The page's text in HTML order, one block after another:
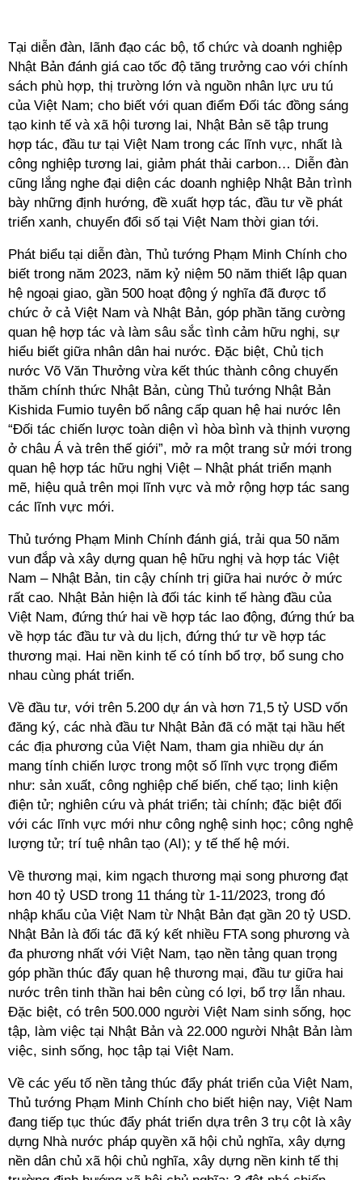
Tại diễn đàn, lãnh đạo các bộ, tổ chức và doanh nghiệp
Nhật Bản đánh giá cao tốc độ tăng trưởng cao với chính
sách phù hợp, thị trường lớn và nguồn nhân lực ưu tú
của Việt Nam; cho biết với quan điểm Đối tác đồng sáng
tạo kinh tế và xã hội tương lai, Nhật Bản sẽ tập trung
hợp tác, đầu tư tại Việt Nam trong các lĩnh vực, nhất là
công nghiệp tương lai, giảm phát thải carbon… Diễn đàn
cũng lắng nghe đại diện các doanh nghiệp Nhật Bản trình
bày những định hướng, đề xuất hợp tác, đầu tư về phát
triển xanh, chuyển đổi số tại Việt Nam thời gian tới.
Phát biểu tại diễn đàn, Thủ tướng Phạm Minh Chính cho
biết trong năm 2023, năm kỷ niệm 50 năm thiết lập quan
hệ ngoại giao, gần 500 hoạt động ý nghĩa đã được tổ
chức ở cả Việt Nam và Nhật Bản, góp phần tăng cường
quan hệ hợp tác và làm sâu sắc tình cảm hữu nghị, sự
hiểu biết giữa nhân dân hai nước. Đặc biệt, Chủ tịch
nước Võ Văn Thưởng vừa kết thúc thành công chuyến
thăm chính thức Nhật Bản, cùng Thủ tướng Nhật Bản
Kishida Fumio tuyên bố nâng cấp quan hệ hai nước lên
“Đối tác chiến lược toàn diện vì hòa bình và thịnh vượng
ở châu Á và trên thế giới”, mở ra một trang sử mới trong
quan hệ hợp tác hữu nghị Việt – Nhật phát triển mạnh
mẽ, hiệu quả trên mọi lĩnh vực và mở rộng hợp tác sang
các lĩnh vực mới.
Thủ tướng Phạm Minh Chính đánh giá, trải qua 50 năm
vun đắp và xây dựng quan hệ hữu nghị và hợp tác Việt
Nam – Nhật Bản, tin cậy chính trị giữa hai nước ở mức
rất cao. Nhật Bản hiện là đối tác kinh tế hàng đầu của
Việt Nam, đứng thứ hai về hợp tác lao động, đứng thứ ba
về hợp tác đầu tư và du lịch, đứng thứ tư về hợp tác
thương mại. Hai nền kinh tế có tính bổ trợ, bổ sung cho
nhau cùng phát triển.
Về đầu tư, với trên 5.200 dự án và hơn 71,5 tỷ USD vốn
đăng ký, các nhà đầu tư Nhật Bản đã có mặt tại hầu hết
các địa phương của Việt Nam, tham gia nhiều dự án
mang tính chiến lược trong một số lĩnh vực trọng điểm
như: sản xuất, công nghiệp chế biến, chế tạo; linh kiện
điện tử; nghiên cứu và phát triển; tài chính; đặc biệt đối
với các lĩnh vực mới như công nghệ sinh học; công nghệ
lượng tử; trí tuệ nhân tạo (AI); y tế thế hệ mới.
Về thương mại, kim ngạch thương mại song phương đạt
hơn 40 tỷ USD trong 11 tháng từ 1-11/2023, trong đó
nhập khẩu của Việt Nam từ Nhật Bản đạt gần 20 tỷ USD.
Nhật Bản là đối tác đã ký kết nhiều FTA song phương và
đa phương nhất với Việt Nam, tạo nền tảng quan trọng
góp phần thúc đẩy quan hệ thương mại, đầu tư giữa hai
nước trên tinh thần hai bên cùng có lợi, bổ trợ lẫn nhau.
Đặc biệt, có trên 500.000 người Việt Nam sinh sống, học
tập, làm việc tại Nhật Bản và 22.000 người Nhật Bản làm
việc, sinh sống, học tập tại Việt Nam.
Về các yếu tố nền tảng thúc đẩy phát triển của Việt Nam,
Thủ tướng Phạm Minh Chính cho biết hiện nay, Việt Nam
đang tiếp tục thúc đẩy phát triển dựa trên 3 trụ cột là xây
dựng Nhà nước pháp quyền xã hội chủ nghĩa, xây dựng
nền dân chủ xã hội chủ nghĩa, xây dựng nền kinh tế thị